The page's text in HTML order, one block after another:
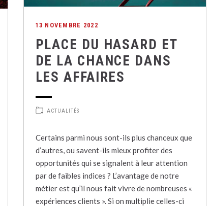
13 NOVEMBRE 2022
PLACE DU HASARD ET
DE LA CHANCE DANS
LES AFFAIRES
ACTUALITÉS
Certains parmi nous sont-ils plus chanceux que
d’autres, ou savent-ils mieux profiter des
opportunités qui se signalent à leur attention
par de faibles indices ? L’avantage de notre
métier est qu’il nous fait vivre de nombreuses «
expériences clients ». Si on multiplie celles-ci